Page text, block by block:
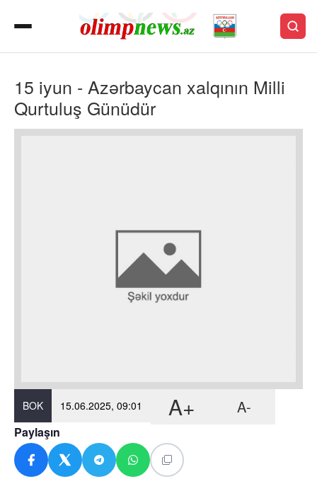
15 iyun - Azərbaycan xalqının Milli
Qurtuluş Günüdür
BOK 15.06.2025, 09:01 A+ A-
Paylaşın